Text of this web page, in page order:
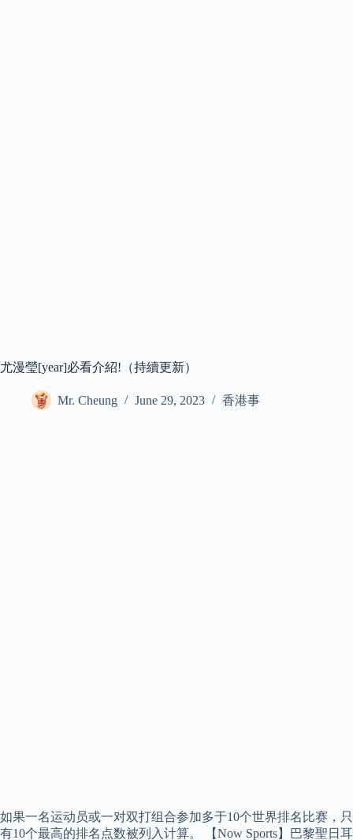
尤漫瑩[year]必看介紹!（持續更新）
Mr. Cheung June 29, 2023 香港事
如果一名运动员或一对双打组合参加多于10个世界排名比赛，只
有10个最高的排名点数被列入计算。 【Now Sports】巴黎聖日耳